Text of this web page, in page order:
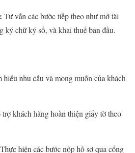
Tư vấn các bước tiếp theo như mở tài
ký chữ ký số, và khai thuế ban đầu.
hiểu nhu cầu và mong muốn của khách
khách hàng hoàn thiện giấy tờ theo
Thực hiện các bước nộp hồ sơ qua cổng